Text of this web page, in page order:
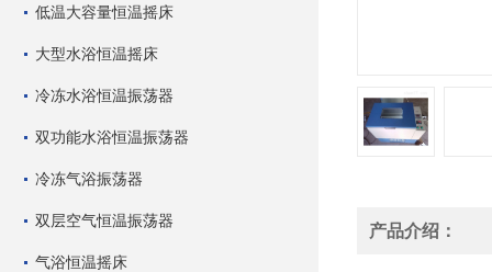
低温大容量恒温摇床
大型水浴恒温摇床
冷冻水浴恒温振荡器
双功能水浴恒温振荡器
冷冻气浴振荡器
双层空气恒温振荡器
气浴恒温摇床
产品介绍：